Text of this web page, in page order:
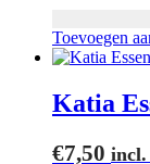
Toevoegen
Katia
€7,50